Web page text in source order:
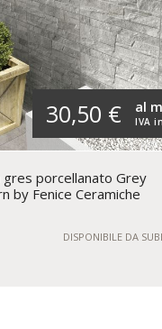
30,50 € IVA
al
porcellanato Grey
by Fenice Ceramiche
DISPONIBILE DA